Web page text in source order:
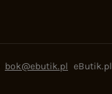
bok@ebutik.pl eButik.pl